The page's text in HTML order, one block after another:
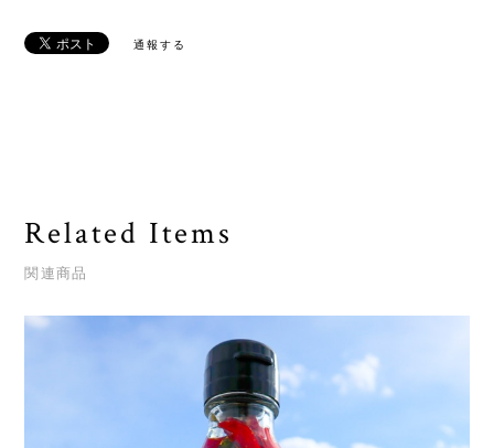
通報する
Related Items
関連商品